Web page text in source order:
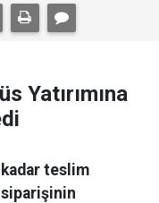
Yatırımına
teslim
siparişinin